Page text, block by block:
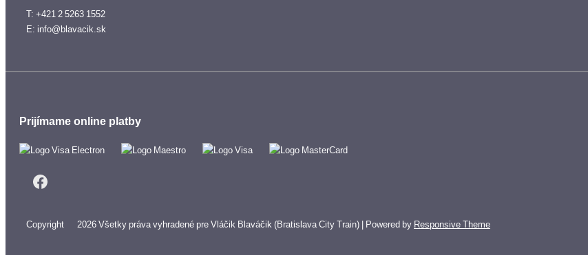
T: +421 2 5263 1552
E: info@blavacik.sk
Prijímame online platby
Copyright © 2026 Všetky práva vyhradené pre Vláčik Blaváčik (Bratislava City Train) | Powered by Responsive Theme